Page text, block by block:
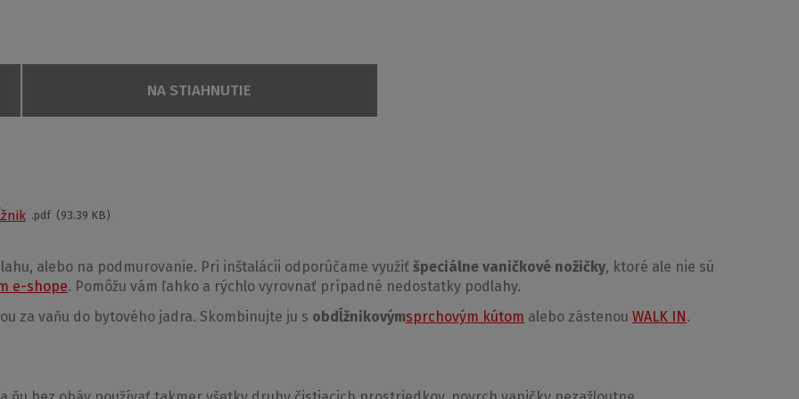
NA STIAHNUTIE
pdf 93.39 KB
KVADRO dlhý obdĺžník
alebo na podmurovanie. Pri inštalácii odporúčame využiť špeciálne vaničkové nožičky, ktoré ale nie sú
e-shope. Pomôžu vám ľahko a rýchlo vyrovnať prípadné nedostatky podlahy.
za vaňu do bytového jadra. Skombinujte ju s obdĺžnikovýmsprchovým kútom alebo zástenou WALK IN.